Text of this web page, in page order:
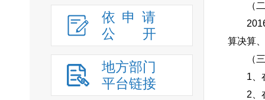
依申请
公
开
地方部门
平台链接
（
算决算
（
1、
2、